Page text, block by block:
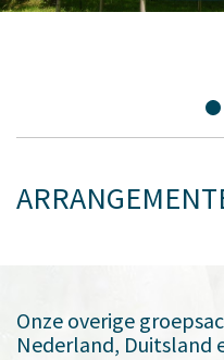
Onze overige
Nederland, Duitsland